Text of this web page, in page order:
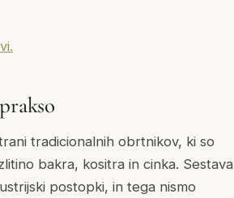
tradicionalnih obrtnikov, ki so
bakra, kositra in cinka. Sestava
postopki, in tega nismo